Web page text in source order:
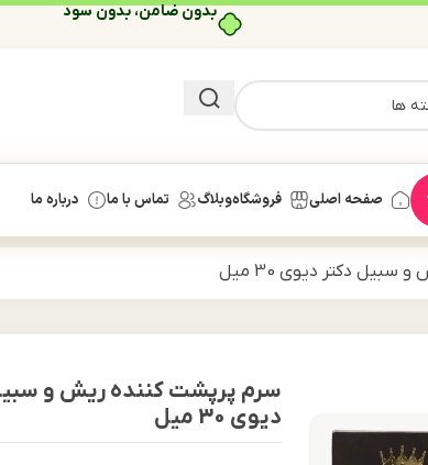
بدون ضامن، بدون سود
صفحه اصلی فروشگاهوبلاگ تماس با ما درباره ما
دکتر دیوی 30 میل
سرم پرپشت کننده ریش و
دیوی 30 میل